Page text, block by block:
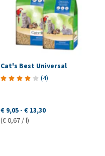
Cat's Best Universal
(4)
€ 9,05 - € 13,30
(€ 0,67 / l)